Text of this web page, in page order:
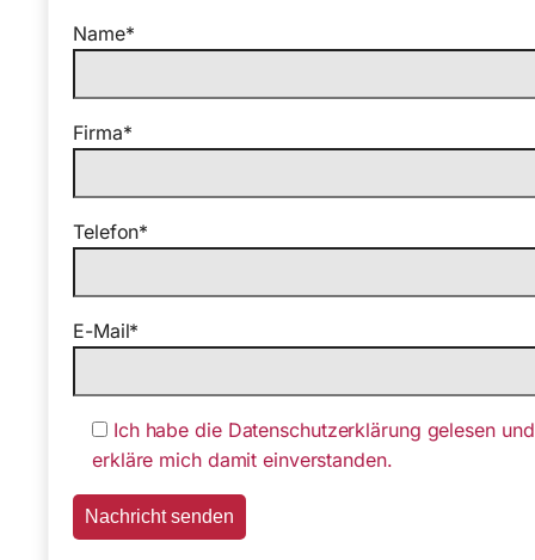
Name*
Firma*
Telefon*
E-Mail*
Ich habe die Datenschutzerklärung gelesen und
erkläre mich damit einverstanden.